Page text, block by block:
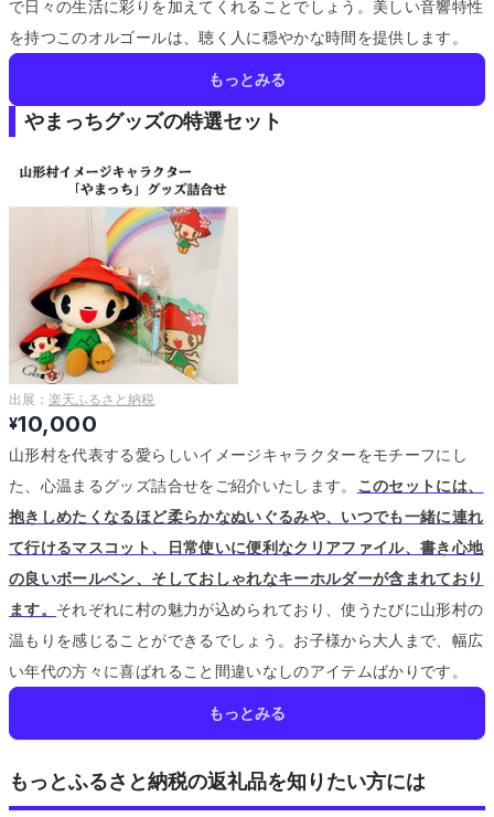
で日々の生活に彩りを加えてくれることでしょう。 美しい音響特性
を持つこのオルゴールは、聴く人に穏やかな時間を提供します。
もっとみる
やまっちグッズの特選セット
出展： 楽天ふるさと納税
¥10,000
山形村を代表する愛らしいイメージキャラクターをモチーフにし
た、心温まるグッズ詰合せをご紹介いたします。 このセットには、
抱きしめたくなるほど柔らかなぬいぐるみや、いつでも一緒に連れ
て行けるマスコット、日常使いに便利なクリアファイル、書き心地
の良いボールペン、そしておしゃれなキーホルダーが含まれており
ます。 それぞれに村の魅力が込められており、使うたびに山形村の
温もりを感じることができるでしょう。 お子様から大人まで、幅広
い年代の方々に喜ばれること間違いなしのアイテムばかりです。
もっとみる
もっとふるさと納税の返礼品を知りたい方には